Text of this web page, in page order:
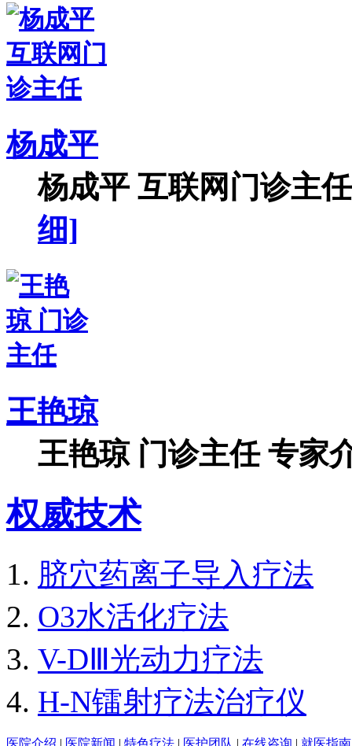
杨成平
杨成平 互联网门诊主
细]
王艳琼
王艳琼 门诊主任 专家
权威技术
脐穴药离子导入疗法
O3水活化疗法
V-DⅢ光动力疗法
H-N镭射疗法治疗仪
医院介绍 | 医院新闻 | 特色疗法 | 医护团队 | 在线咨询 | 就医指南